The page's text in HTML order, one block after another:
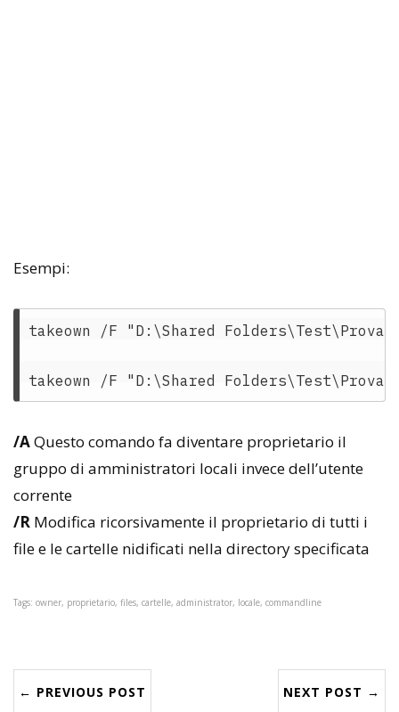
Esempi:
takeown /F "D:\Shared
/AQuesto comando fa diventare proprietario il
gruppo di amministratori locali invece dell’utente
corrente
/R Modifica ricorsivamente il proprietario di tutti i
file e le cartelle nidificati nella directory specificata
Tags: owner, proprietario, files, cartelle, administrator, locale, commandline
← PREVIOUS POST NEXT POST →